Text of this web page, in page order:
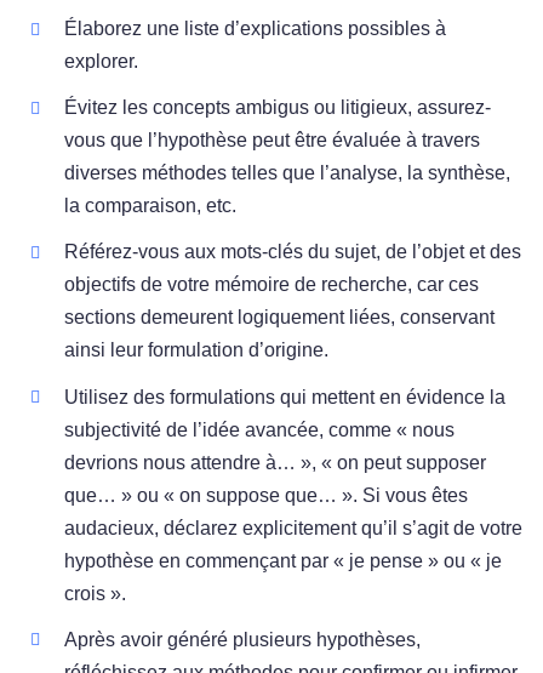
Élaborez une liste d’explications possibles à
explorer.
Évitez les concepts ambigus ou litigieux, assurez-
vous que l’hypothèse peut être évaluée à travers
diverses méthodes telles que l’analyse, la synthèse,
la comparaison, etc.
Référez-vous aux mots-clés du sujet, de l’objet et des
objectifs de votre mémoire de recherche, car ces
sections demeurent logiquement liées, conservant
ainsi leur formulation d’origine.
Utilisez des formulations qui mettent en évidence la
subjectivité de l’idée avancée, comme « nous
devrions nous attendre à… », « on peut supposer
que… » ou « on suppose que… ». Si vous êtes
audacieux, déclarez explicitement qu’il s’agit de votre
hypothèse en commençant par « je pense » ou « je
crois ».
Après avoir généré plusieurs hypothèses,